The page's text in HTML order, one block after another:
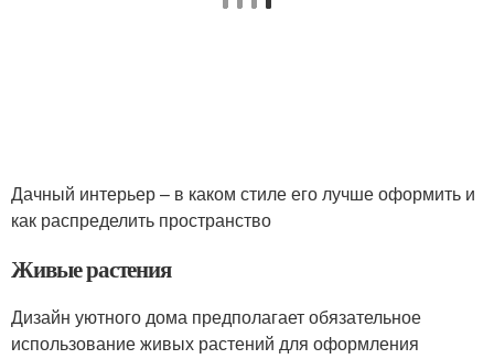
Дачный интерьер – в каком стиле его лучше оформить и
как распределить пространство
Живые растения
Дизайн уютного дома предполагает обязательное
использование живых растений для оформления